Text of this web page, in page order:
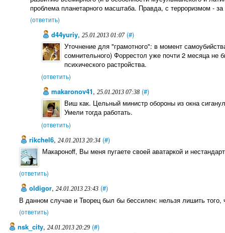
проблема планетарного масштаба. Правда, с терроризмом -
(ответить)
d44yuriy, 25.01.2013 01:07 (#)
Уточнение для "грамотного": в момент
сомнительного) Форрестол уже почти 2 месяца не
психического растройства.
(ответить)
makaronov41, 25.01.2013 07:38 (#)
Виш как. Цельный министр обороны из окна
Умели тогда работать.
(ответить)
rikchel6, 24.01.2013 20:34 (#)
Макароноff, Вы меня пугаете своей аватаркой и
(ответить)
oldigor, 24.01.2013 23:43 (#)
В данном случае и Творец был бы бессилен: нельзя лишить того,
(ответить)
nsk_city, 24.01.2013 20:29 (#)